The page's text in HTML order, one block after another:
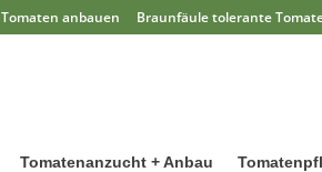
Tomaten anbauen Braunfäule tolerante
Tomatenanzucht + Anbau